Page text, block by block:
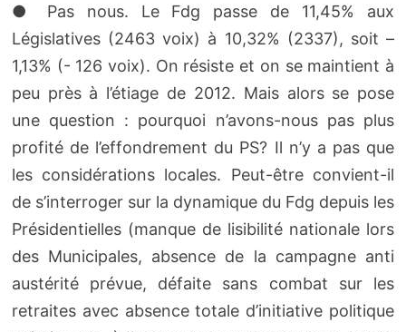
● Pas nous. Le Fdg passe de 11,45% aux
Législatives (2463 voix) à 10,32% (2337), soit –
1,13% (- 126 voix). On résiste et on se maintient à
peu près à l’étiage de 2012. Mais alors se pose
une question : pourquoi n’avons-nous pas plus
profité de l’effondrement du PS? Il n’y a pas que
les considérations locales. Peut-être convient-il
de s’interroger sur la dynamique du Fdg depuis les
Présidentielles (manque de lisibilité nationale lors
des Municipales, absence de la campagne anti
austérité prévue, défaite sans combat sur les
retraites avec absence totale d’initiative politique